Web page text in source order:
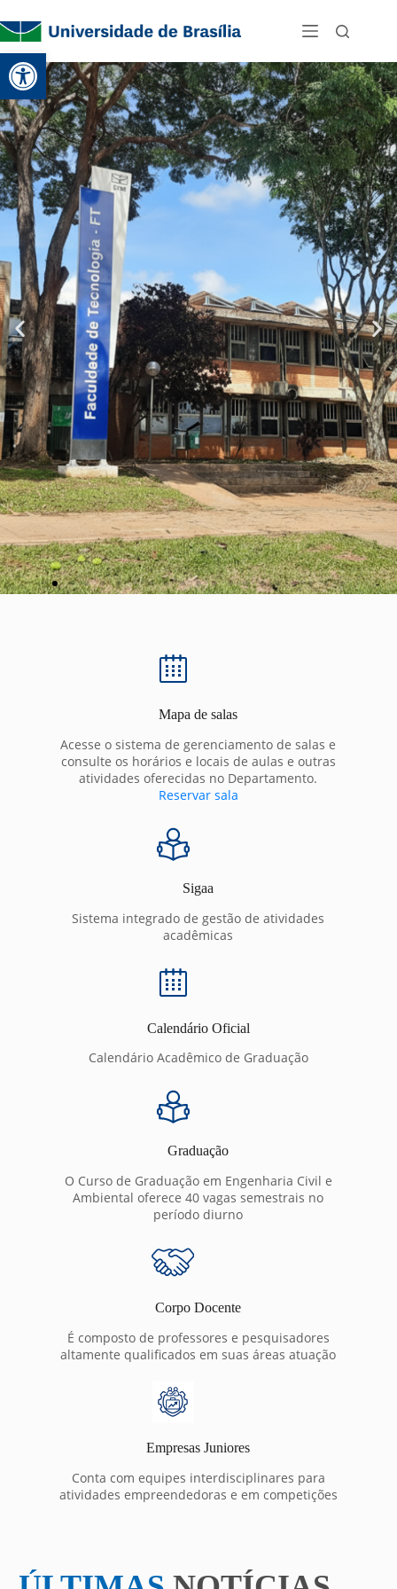
Abrir a barra de ferramentas
Mapa de salas
Acesse o sistema de gerenciamento de salas e
consulte os horários e locais de aulas e outras
atividades oferecidas no Departamento.
Reservar sala
Sigaa
Sistema integrado de gestão de atividades
acadêmicas
Calendário Oficial
Calendário Acadêmico de Graduação
Graduação
O Curso de Graduação em Engenharia Civil e
Ambiental oferece 40 vagas semestrais no
período diurno
Corpo Docente
É composto de professores e pesquisadores
altamente qualificados em suas áreas atuação
Empresas Juniores
Conta com equipes interdisciplinares para
atividades empreendedoras e em competições